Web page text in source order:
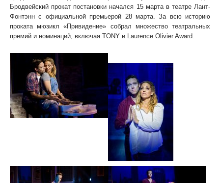
Бродвейский прокат постановки начался 15 марта в театре Лант-
Фонтэнн с официальной премьерой 28 марта. За всю историю
проката мюзикл «Привидение» собрал множество театральных
премий и номинаций, включая TONY и Laurence Olivier Award.